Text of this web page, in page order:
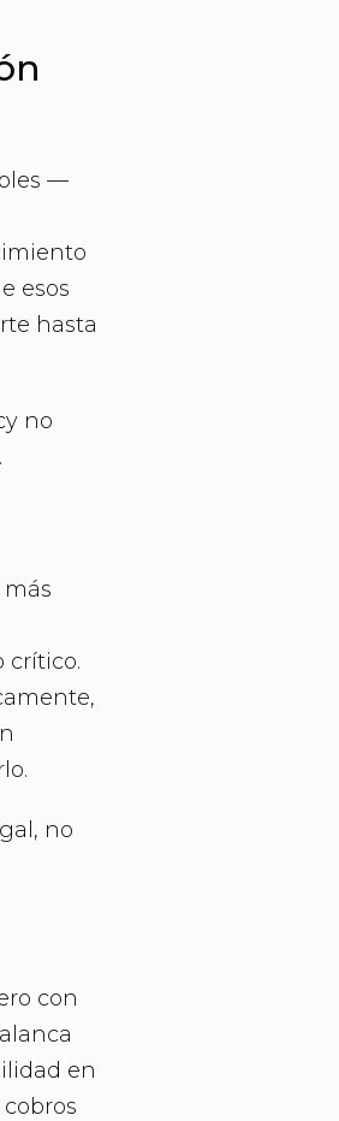
—
esos
hasta
no
crítico.
no
con
en